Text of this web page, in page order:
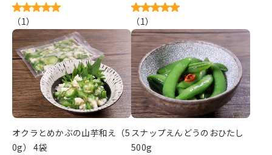
（1） （1）
オクラとめかぶの山芋和え（5
0g） 4袋
スナップえんどうのおひたし
500g